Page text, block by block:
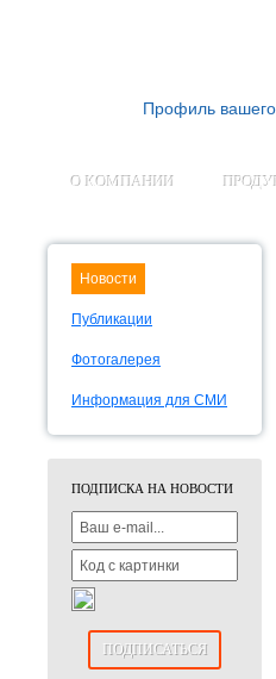
Профиль
О КОМПАНИИ
Новости
Публикации
Фотогалерея
Информация для СМИ
ПОДПИСКА НА НОВОСТИ
ПОДПИСАТЬСЯ